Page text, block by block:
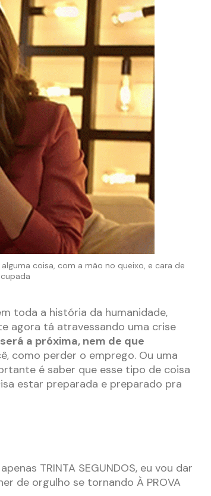
alguma coisa, com a mão no queixo, e cara de
toda a história da humanidade,
agora tá atravessando uma crise
a próxima, nem de que
como perder o emprego. Ou uma
é saber que esse tipo de coisa
estar preparada e preparado pra
TRINTA SEGUNDOS, eu vou dar
de orgulho se tornando À PROVA